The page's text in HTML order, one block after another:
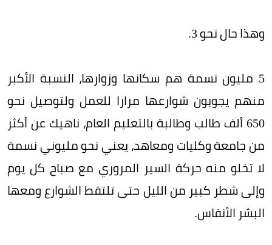
وهذا حال نحو 3.
5 مليون نسمة هم سكانها وزوارها، النسبة الأكبر
منهم يجوبون شوارعها مرارا للعمل ولتوصيل نحو
650 ألف طالب وطالبة بالتعليم العام، ناهيك عن أكثر
من جامعة وكليات ومعاهد، يعني نحو مليوني نسمة
لا تخلو منه حركة السير المروري مع صباح كل يوم
وإلى شطر كبير من الليل حتى تلتقط الشوارع ومعها
البشر الأنفاس.